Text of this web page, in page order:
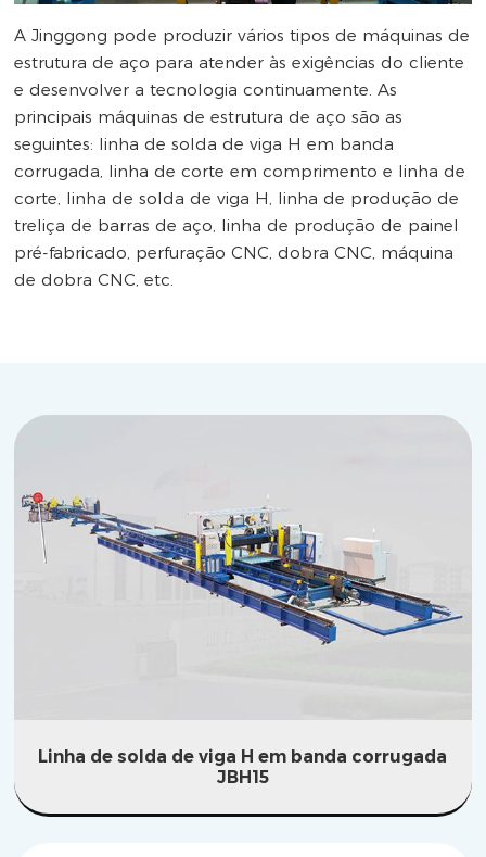
A Jinggong pode produzir vários tipos de máquinas de
estrutura de aço para atender às exigências do cliente
e desenvolver a tecnologia continuamente. As
principais máquinas de estrutura de aço são as
seguintes: linha de solda de viga H em banda
corrugada, linha de corte em comprimento e linha de
corte, linha de solda de viga H, linha de produção de
treliça de barras de aço, linha de produção de painel
pré-fabricado, perfuração CNC, dobra CNC, máquina
de dobra CNC, etc.
Linha de solda de viga H em banda corrugada
JBH15